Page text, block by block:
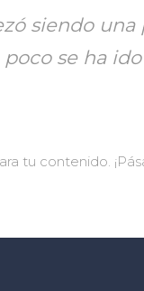
siendo una
se ha
tu contenido.